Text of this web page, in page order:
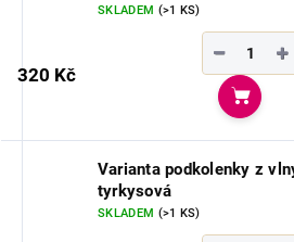
SKLADEM (>1 KS)
320 Kč
+
−
Do
Varianta podkolenky z
tyrkysová
SKLADEM (>1 KS)